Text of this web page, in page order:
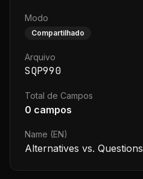
Modo
Compartilhado
Arquivo
SQP990
Total de Campos
0 campos
Name (EN)
Alternatives vs. Questions